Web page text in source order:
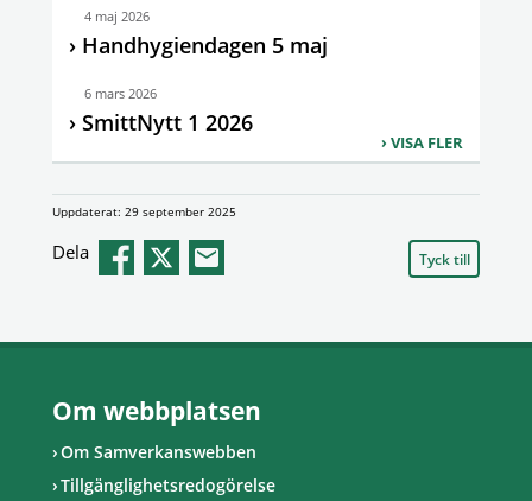
4 maj 2026
Handhygiendagen 5 maj
6 mars 2026
SmittNytt 1 2026
VISA FLER
Uppdaterat: 29 september 2025
Dela Tyck till
Om webbplatsen
Om Samverkanswebben
Tillgänglighetsredogörelse